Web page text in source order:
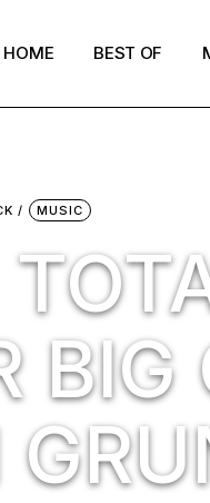
HOME BEST OF
MUSIC
BIG